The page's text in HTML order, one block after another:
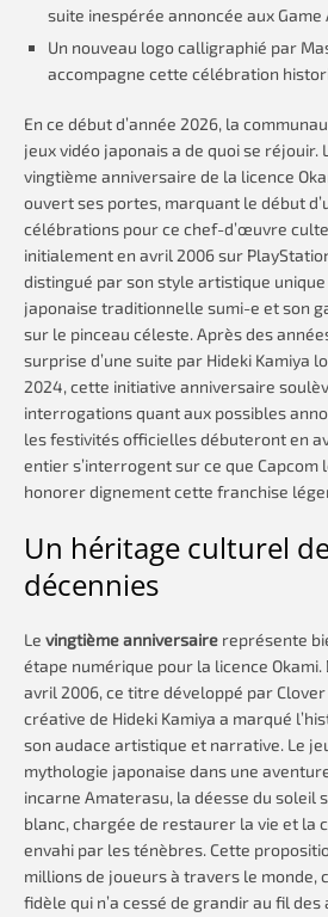
suite inespérée annoncée aux
Un nouveau logo calligraphié par
accompagne cette célébration
En ce début d’année 2026, la
jeux vidéo japonais a de quoi se réjouir.
vingtième anniversaire de la licence
ouvert ses portes, marquant le début
célébrations pour ce chef-d’œuvre
initialement en avril 2006 sur
distingué par son style artistique
japonaise traditionnelle sumi-e et son
sur le pinceau céleste. Après des
surprise d’une suite par Hideki Kamiya
2024, cette initiative anniversaire
interrogations quant aux possibles
les festivités officielles débuteront en
entier s’interrogent sur ce que
honorer dignement cette franchise
Un héritage culturel
décennies
Le vingtième anniversaire représente
étape numérique pour la licence Okami.
avril 2006, ce titre développé par
créative de Hideki Kamiya a marqué
son audace artistique et narrative. Le
mythologie japonaise dans une
incarne Amaterasu, la déesse du soleil
blanc, chargée de restaurer la vie et la
envahi par les ténèbres. Cette
millions de joueurs à travers le monde,
fidèle qui n’a cessé de grandir au fil